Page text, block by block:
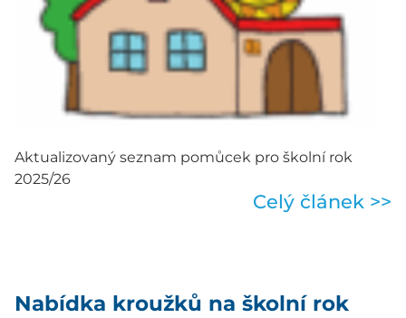
Aktualizovaný seznam pomůcek pro školní rok
2025/26
Celý článek >>
Nabídka kroužků na školní rok